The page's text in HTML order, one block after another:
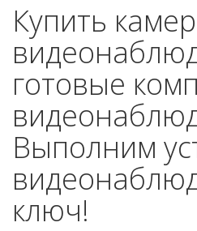
Купить
готовые
Выполним
ключ!